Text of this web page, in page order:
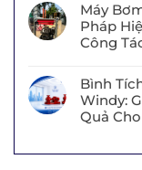
Máy
Pháp
Công
Bình
Windy:
Quả